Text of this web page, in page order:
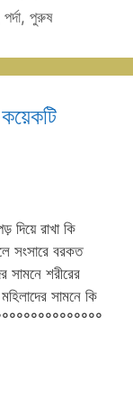
পর্দা,পুরুষ
রাখা কি
সংসারে বরকত
শরীরের
সামনে কি